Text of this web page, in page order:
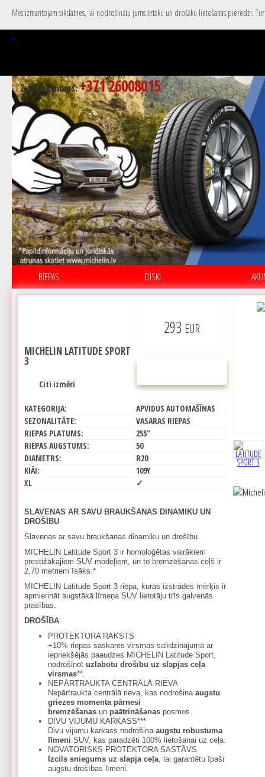
Mēs izmantojam sīkdatnes, lai nodrošinātu jums ērtāku un drošāku lietošanas pieredzi.
Zvaniet mums:+371 26008015
RIEPAS DISKI
293 EUR
MICHELIN LATITUDE SPORT
3
Citi izmēri
KATEGORIJA:
APVIDUS AUTOMAŠĪNAS
SEZONALITĀTE:
VASARAS RIEPAS
RIEPAS PLATUMS:
255"
RIEPAS AUGSTUMS:
50
DIAMETRS:
R20
KIĀI:
109Y
XL
✓
SLAVENAS AR SAVU BRAUKŠANAS DINAMIKU UN
DROŠĪBU
Slavenas ar savu braukšanas dinamiku un drošību.
MICHELIN Latitude Sport 3 ir homoloģētas vairākiem
prestižākajiem SUV modeļiem, un to bremzēšanas ceļš ir
2,70 metriem īsāks.*
MICHELIN Latitude Sport 3 riepa, kuras izstrādes mērķis ir
apmierināt augstākā līmeņa SUV lietotāju trīs galvenās
prasības.
DROŠĪBA
PROTEKTORA RAKSTS
+10% riepas saskares virsmas salīdzinājumā ar
iepriekšējās paaudzes MICHELIN Latitude Sport,
nodrošinot uzlabotu drošību uz slapjas ceļa
virsmas**.
NEPĀRTRAUKTA CENTRĀLĀ RIEVA
Nepārtraukta centrālā rieva, kas nodrošina augstu
griezes momenta pārnesi
bremzēšanas un paātrināšanas posmos.
DIVU VIJUMU KARKASS***
Divu vijumu karkass nodrošina augstu robustuma
līmeni SUV, kas paradzēti 100% lietošanai uz ceļa.
NOVATORISKS PROTEKTORA SASTĀVS
Izcils sniegums uz slapja ceļa, lai garantētu īpaši
augstu drošības līmeni.